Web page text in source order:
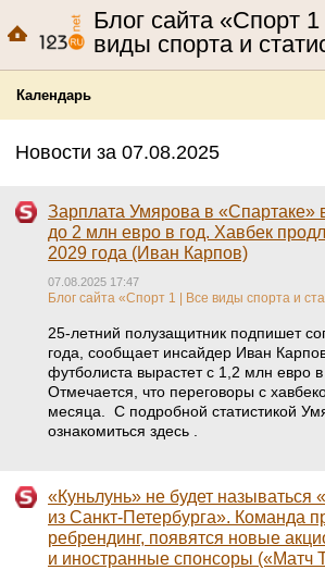
Блог сайта «Спорт
виды спорта и
Календарь
Новости за 07.08.2025
Зарплата Умярова в «Спартаке»
до 2 млн евро в год. Хавбек
2029 года (Иван Карпов)
07.08.2025 17:47
Блог сайта «Спорт 1 | Все виды спорта и
25-летний полузащитник подпишет
года, сообщает инсайдер Иван
футболиста вырастет с 1,2 млн евро
Отмечается, что переговоры с
месяца. С подробной статистикой
ознакомиться здесь .
«Куньлунь» не будет называться
из Санкт-Петербурга». Команда
ребрендинг, появятся новые
и иностранные спонсоры («Матч